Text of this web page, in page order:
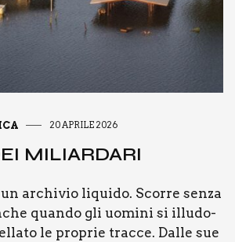
20 APRILE 2026
MILIAR­DA­RI
archi­vio liqui­do. Scor­re sen­za
quan­do gli uomi­ni si illu­do­
le pro­prie trac­ce. Dal­le sue